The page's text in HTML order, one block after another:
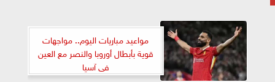
مواعيد مباريات اليوم.. مواجهات
قوية بأبطال أوروبا والنصر مع العين
فى آسيا